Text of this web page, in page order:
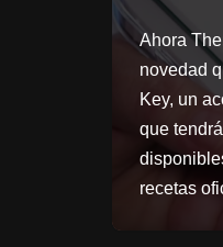
Ahora
novedad
Key, un
que
recetas